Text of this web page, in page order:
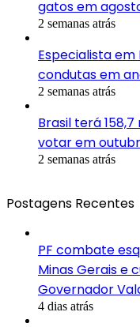
gatos em
2 semanas atrás
Especialista
condutas em
2 semanas atrás
Brasil terá
votar em
2 semanas atrás
Postagens Recentes
PF combate
Minas Gerais e
Governador
4 dias atrás